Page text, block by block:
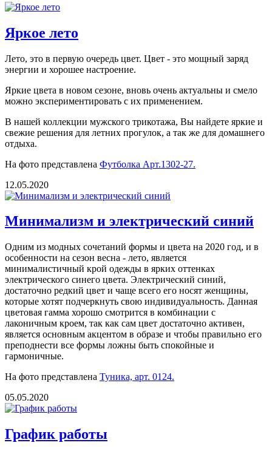
Яркое лето
Лето, это в первую очередь цвет. Цвет - это мощный заряд
энергии и хорошее настроение.
Яркие цвета в новом сезоне, вновь очень актуальны и смело
можно экспериментировать с их применением.
В нашей коллекции мужского трикотажа, Вы найдете яркие и
свежие решения для летних прогулок, а так же для домашнего
отдыха.
На фото представлена Футболка Арт.1302-27.
12.05.2020
Минимализм и электрический синий
Одним из модных сочетаний формы и цвета на 2020 год, и в
особенности на сезон весна - лето, является
минималистичный крой одежды в ярких оттенках
электрического синего цвета. Электрический синий,
достаточно редкий цвет и чаще всего его носят женщины,
которые хотят подчеркнуть свою индивидуальность. Данная
цветовая гамма хорошо смотрится в комбинации с
лаконичным кроем, так как сам цвет достаточно активен,
является основным акцентом в образе и чтобы правильно его
преподнести все формы ложны быть спокойные и
гармоничные.
На фото представлена Туника, арт. 0124.
05.05.2020
График работы